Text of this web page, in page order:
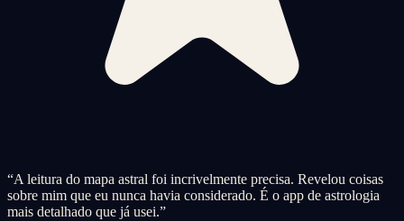
“A leitura do mapa astral foi incrivelmente precisa. Revelou coisas
sobre mim que eu nunca havia considerado. É o app de astrologia
mais detalhado que já usei.”